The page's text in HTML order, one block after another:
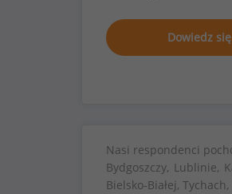
Dowiedz
Nasi respondenci
Bydgoszczy, Lublinie,
Bielsko-Białej,